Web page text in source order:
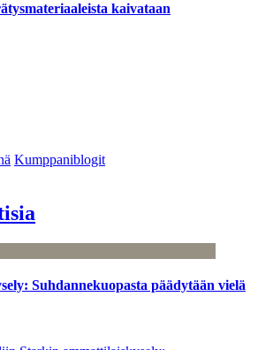
kaivataan
Kumppaniblogit
Suhdannekuopasta päädytään vielä